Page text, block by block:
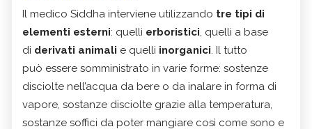
Il medico Siddha interviene utilizzando tre tipi di
elementi esterni: quelli erboristici, quelli a base
di derivati animali e quelli inorganici. Il tutto
può essere somministrato in varie forme: sostenze
disciolte nell’acqua da bere o da inalare in forma di
vapore, sostanze disciolte grazie alla temperatura,
sostanze soffici da poter mangiare così come sono e